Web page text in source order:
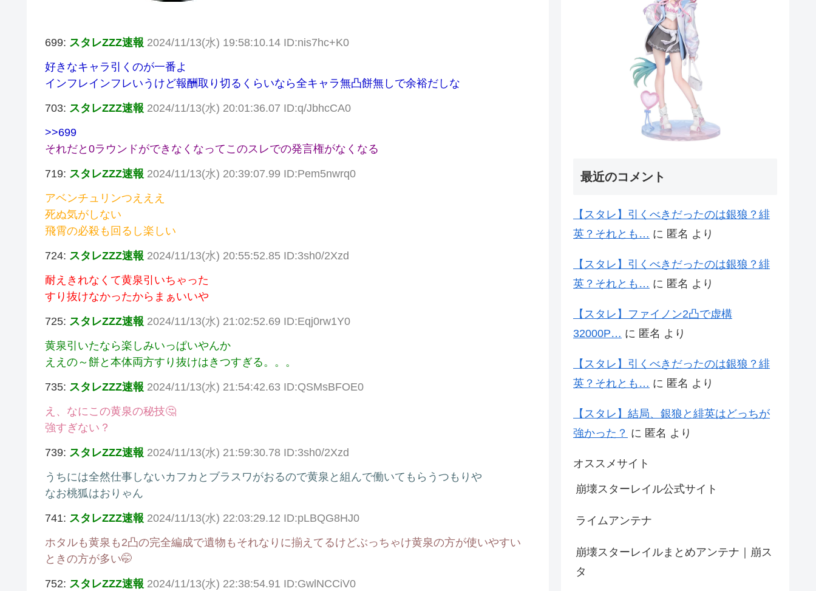
699: スタレZZZ速報 2024/11/13(水) 19:58:10.14 ID:nis7hc+K0
好きなキャラ引くのが一番よ
インフレインフレいうけど報酬取り切るくらいなら全キャラ無凸餅無しで余裕だしな
703: スタレZZZ速報 2024/11/13(水) 20:01:36.07 ID:q/JbhcCA0
>>699
それだと0ラウンドができなくなってこのスレでの発言権がなくなる
719: スタレZZZ速報 2024/11/13(水) 20:39:07.99 ID:Pem5nwrq0
アベンチュリンつえええ
死ぬ気がしない
飛霄の必殺も回るし楽しい
724: スタレZZZ速報 2024/11/13(水) 20:55:52.85 ID:3sh0/2Xzd
耐えきれなくて黄泉引いちゃった
すり抜けなかったからまぁいいや
725: スタレZZZ速報 2024/11/13(水) 21:02:52.69 ID:Eqj0rw1Y0
黄泉引いたなら楽しみいっぱいやんか
ええの～餅と本体両方すり抜けはきつすぎる。。。
735: スタレZZZ速報 2024/11/13(水) 21:54:42.63 ID:QSMsBFOE0
え、なにこの黄泉の秘技🤔
強すぎない？
739: スタレZZZ速報 2024/11/13(水) 21:59:30.78 ID:3sh0/2Xzd
うちには全然仕事しないカフカとブラスワがおるので黄泉と組んで働いてもらうつもりや
なお桃狐はおりゃん
741: スタレZZZ速報 2024/11/13(水) 22:03:29.12 ID:pLBQG8HJ0
ホタルも黄泉も2凸の完全編成で遺物もそれなりに揃えてるけどぶっちゃけ黄泉の方が使いやすい
ときの方が多い🤭
752: スタレZZZ速報 2024/11/13(水) 22:38:54.91 ID:GwlNCCiV0
最近のコメント
【スタレ】引くべきだったのは銀狼？緋
英？それとも… に 匿名 より
【スタレ】引くべきだったのは銀狼？緋
英？それとも… に 匿名 より
【スタレ】ファイノン2凸で虚構
32000P… に 匿名 より
【スタレ】引くべきだったのは銀狼？緋
英？それとも… に 匿名 より
【スタレ】結局、銀狼と緋英はどっちが
強かった？ に 匿名 より
オススメサイト
崩壊スターレイル公式サイト
ライムアンテナ
崩壊スターレイルまとめアンテナ｜崩ス
タ